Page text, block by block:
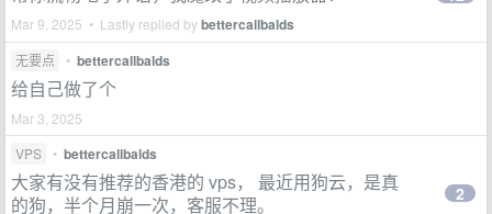
Mar 9, 2025 • Lastly replied bybettercallbalds
无要点 • bettercallbalds
给自己做了个
Mar 3, 2025
VPS
• bettercallbalds
大家有没有推荐的香港的 vps， 最近用狗云，是真
的狗，半个月崩一次，客服不理。
2